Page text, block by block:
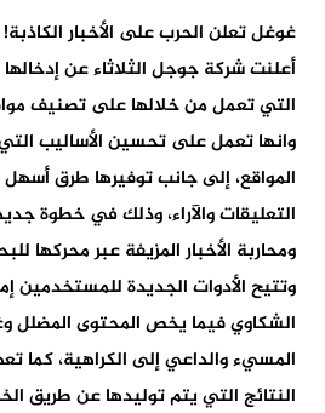
غوغل تعلن الحرب على الأخبار الكاذبة!
أعلنت شركة جوجل الثلاثاء عن
التي تعمل من خلالها على تصنيف
وانها تعمل على تحسين الأساليب
المواقع، إلى جانب توفيرها طرق
التعليقات والآراء، وذلك في خطوة
ومحاربة الأخبار المزيفة عبر محركها
وتتيح الأدوات الجديدة للمستخدمين
الشكاوي فيما يخص المحتوى المضلل
المسيء والداعي إلى الكراهية، كما
النتائج التي يتم توليدها عن طريق